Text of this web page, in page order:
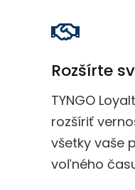
Rozšírte
TYNGO
rozšíriť
všetky vaše
voľného